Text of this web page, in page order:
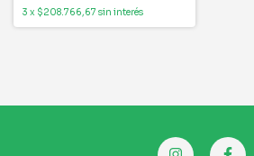
3 x $208.766,67 sin interés